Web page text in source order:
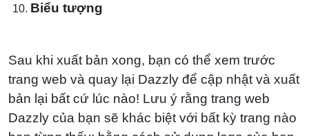
Biểu tượng
Sau khi xuất bản xong, bạn có thể xem trước
trang web và quay lại Dazzly để cập nhật và xuất
bản lại bất cứ lúc nào! Lưu ý rằng trang web
Dazzly của bạn sẽ khác biệt với bất kỳ trang nào